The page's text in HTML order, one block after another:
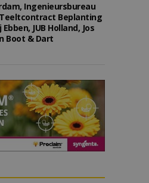
Ingenieursbureau
Teeltcontract Beplanting
JUB Holland, Jos
Boot & Dart